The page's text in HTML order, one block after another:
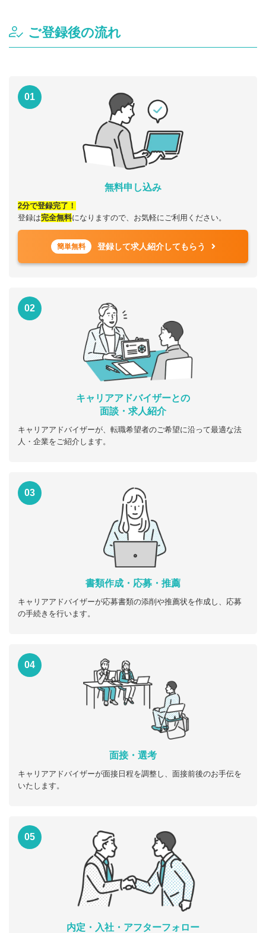
ご登録後の流れ
01
無料申し込み
2分で登録完了！
登録は完全無料になりますので、お気軽にご利用ください。
簡単無料 登録して求人紹介してもらう
02
キャリアアドバイザーとの
面談・求人紹介
キャリアアドバイザーが、転職希望者のご希望に沿って最適な法
人・企業をご紹介します。
03
書類作成・応募・推薦
キャリアアドバイザーが応募書類の添削や推薦状を作成し、応募
の手続きを行います。
04
面接・選考
キャリアアドバイザーが面接日程を調整し、面接前後のお手伝を
いたします。
05
内定・入社・アフターフォロー